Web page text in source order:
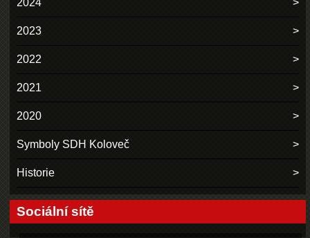
2023
2022
2021
2020
Symboly SDH Koloveč
Historie
Sociální sítě